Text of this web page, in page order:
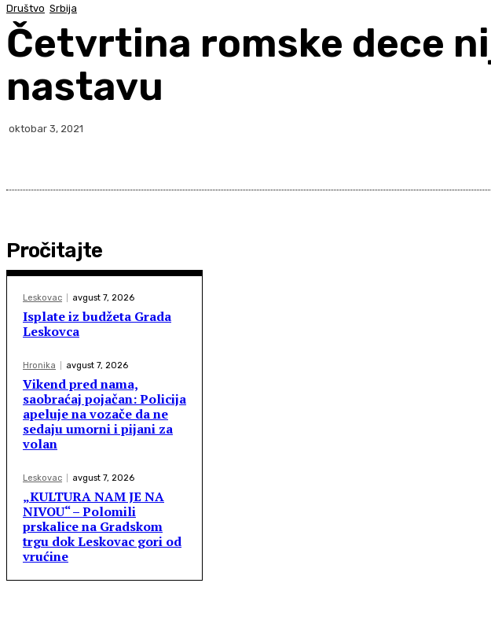
Društvo Srbija
Četvrtina romske dece
nastavu
oktobar 3, 2021
Pročitajte
Leskovac avgust 7, 2026
Isplate iz budžeta Grada
Leskovca
Hronika avgust 7, 2026
Vikend pred nama,
saobraćaj pojačan: Policija
apeluje na vozače da ne
sedaju umorni i pijani za
volan
Leskovac avgust 7, 2026
„KULTURA NAM JE NA
NIVOU“ – Polomili
prskalice na Gradskom
trgu dok Leskovac gori od
vrućine